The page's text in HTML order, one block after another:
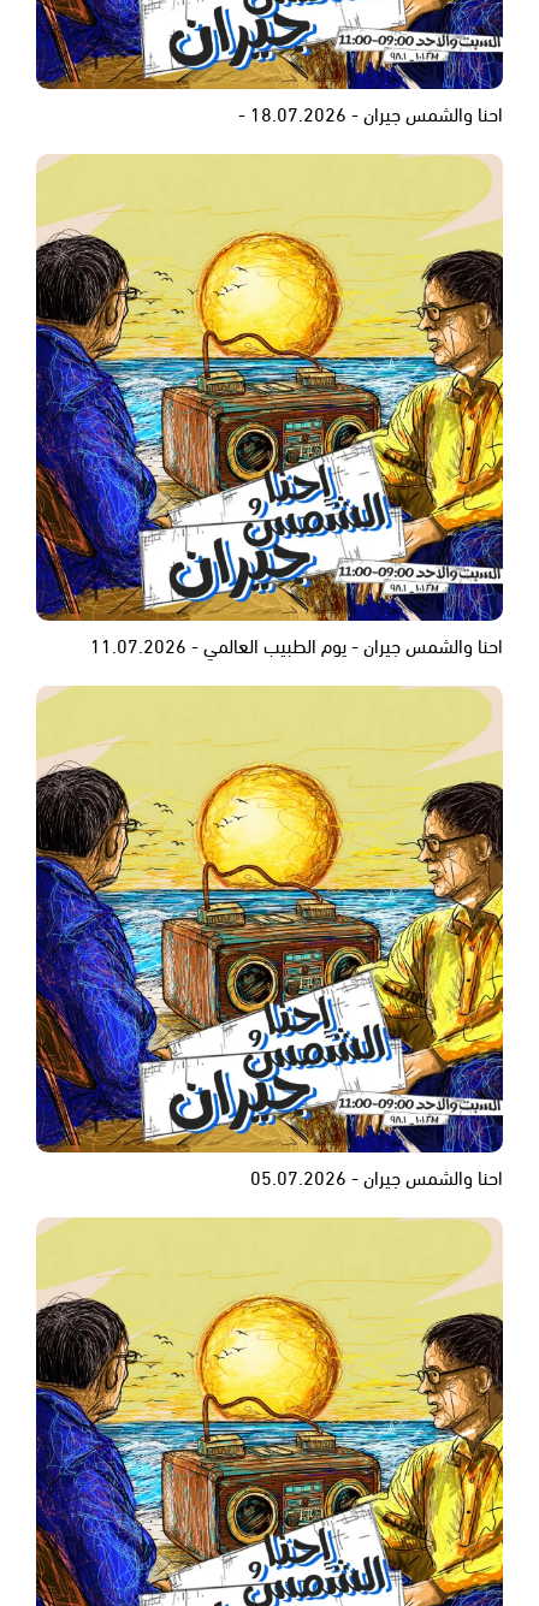
احنا والشمس جيران - 18.07.2026 -
احنا والشمس جيران - يوم الطبيب العالمي - 11.07.2026
احنا والشمس جيران - 05.07.2026